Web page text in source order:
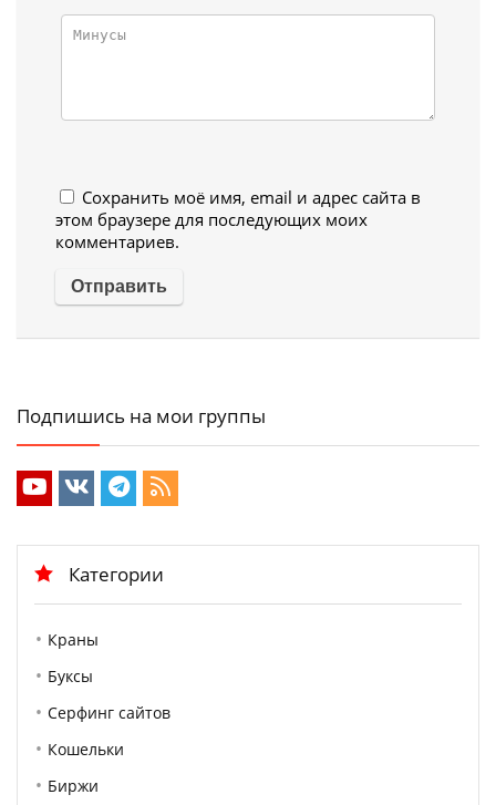
Сохранить моё имя, email и адрес сайта в
этом браузере для последующих моих
комментариев.
Подпишись на мои группы
Категории
Краны
Буксы
Серфинг сайтов
Кошельки
Биржи